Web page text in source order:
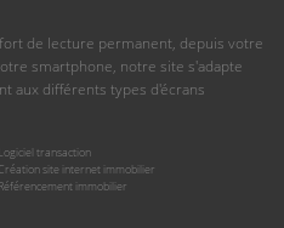
de lecture permanent, depuis votre
smartphone, notre site s'adapte
aux différents types d'écrans
Logiciel transaction
site internet immobilier
Référencement immobilier